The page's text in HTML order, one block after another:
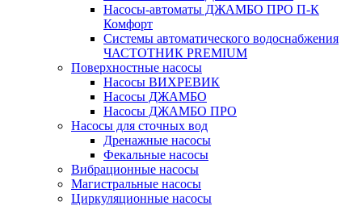
Насосы-автоматы ДЖАМБО ПРО П-К
Комфорт
Системы автоматического водоснабжения
ЧАСТОТНИК PREMIUM
Поверхностные насосы
Насосы ВИХРЕВИК
Насосы ДЖАМБО
Насосы ДЖАМБО ПРО
Насосы для сточных вод
Дренажные насосы
Фекальные насосы
Вибрационные насосы
Магистральные насосы
Циркуляционные насосы